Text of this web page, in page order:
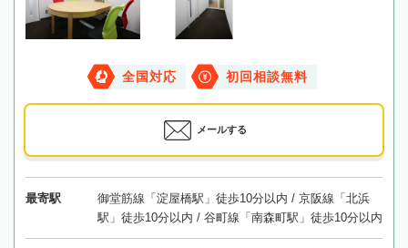
全国対応 初回相談無料
メールする
最寄駅
御堂筋線「淀屋橋駅」徒歩10分以内 / 京阪線「北浜
駅」徒歩10分以内 / 谷町線「南森町駅」徒歩10分以内